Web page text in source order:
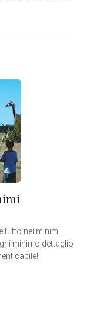
tutto nei minimi
minimo dettaglio